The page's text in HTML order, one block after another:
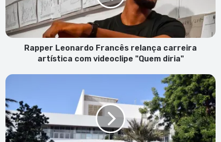
artística
com
videoclipe
"Quem
Rapper Leonardo Francês relança carreira
artística com videoclipe "Quem diria"
Com
casos
suspeitos
de
dengue,